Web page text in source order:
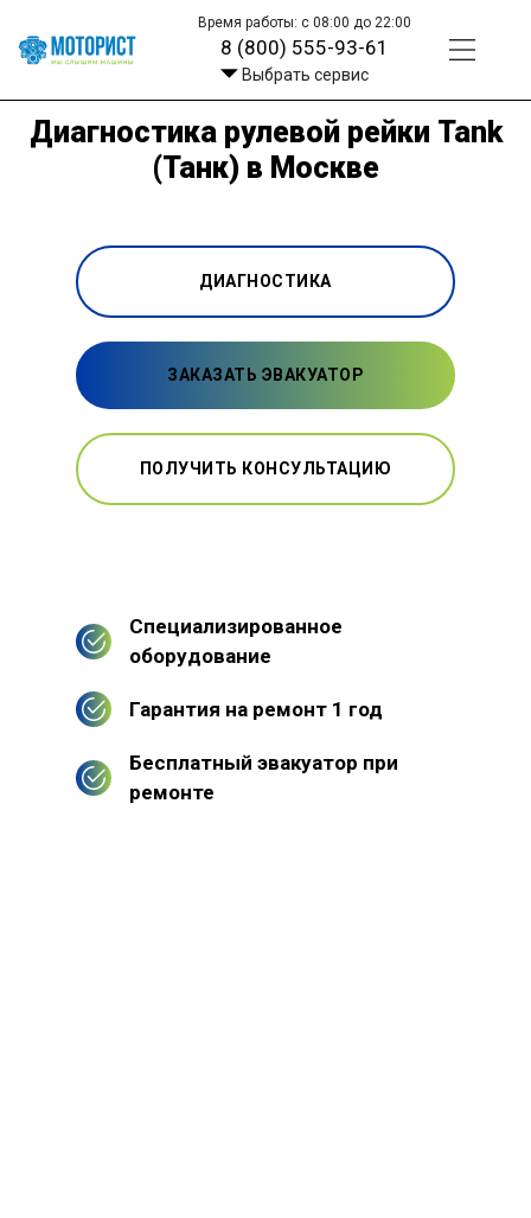
Время работы: с 08:00 до 22:00
8 (800) 555-93-61
Выбрать сервис
Диагностика рулевой рейки Tank
(Танк) в Москве
ДИАГНОСТИКА
ЗАКАЗАТЬ ЭВАКУАТОР
ПОЛУЧИТЬ КОНСУЛЬТАЦИЮ
Специализированное
оборудование
Гарантия на ремонт 1 год
Бесплатный эвакуатор при
ремонте